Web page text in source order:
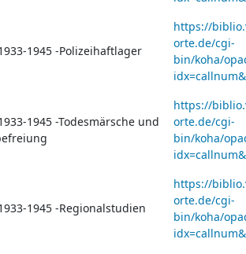
1945 -Polizeihaftlager
https://
orte.de/cgi-
bin/koha/
1945 -Todesmärsche und
https://
orte.de/cgi-
bin/koha/
1945 -Regionalstudien
https://
orte.de/cgi-
bin/koha/